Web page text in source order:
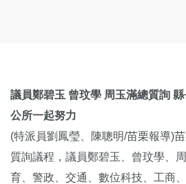
議員鄭碧玉 曾玟學 周玉滿總質詢
公所一起努力
(特派員劉鳳瑩、陳聰明/苗栗報導)
質詢議程，議員鄭碧玉、曾玟學、
育、警政、交通、數位科技、工商